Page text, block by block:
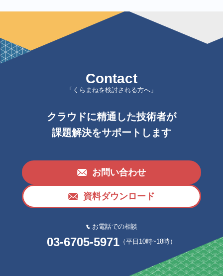
Contact
「くらまねを検討される方へ」
クラウドに精通した技術者が
課題解決をサポートします
お問い合わせ
資料ダウンロード
お電話での相談
03-6705-5971 （平日10時~18時）